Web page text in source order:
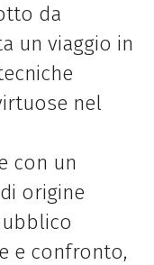
da
un viaggio in
nel
con un
origine
e confronto,